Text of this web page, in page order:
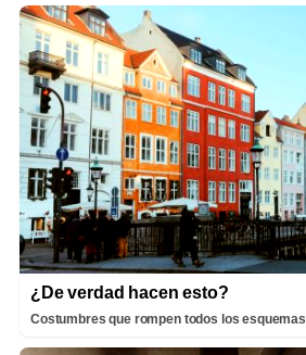
¿De verdad hacen esto?
Costumbres que rompen todos los esquemas